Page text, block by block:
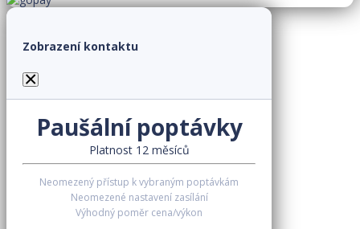
Zobrazení kontaktu
×
Paušální poptávky
Platnost 12 měsíců
Neomezený přístup k vybraným poptávkám
Neomezené nastavení zasílání
Výhodný poměr cena/výkon